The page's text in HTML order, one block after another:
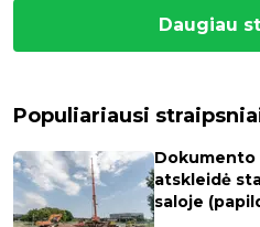
Daugiau
Populiariausi
Dokumento
atskleidė
saloje